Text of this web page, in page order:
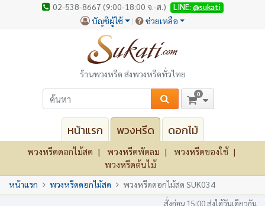
02-538-8667 (9:00-18:00 จ.-ส.) LINE: @sukati
บัญชีผู้ใช้ ช่วยเหลือ
ร้านพวงหรีด ส่งพวงหรีดทั่วไทย
0
หน้าแรก พวงหรีด ดอกไม้
พวงหรีดดอกไม้สด พวงหรีดพัดลม
พวงหรีดของใช้
พวงหรีดต้นไม้
หน้าแรก พวงหรีดดอกไม้สด พวงหรีดดอกไม้สด SUK034
สั่งก่อน 15:00 ส่งได้วันเดียวกัน